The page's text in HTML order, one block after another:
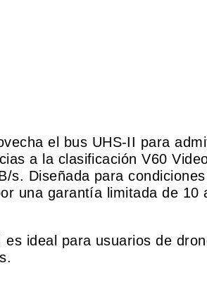
el bus UHS-II para
a la clasificación V60
Diseñada para
una garantía limitada de 10
ideal para usuarios de